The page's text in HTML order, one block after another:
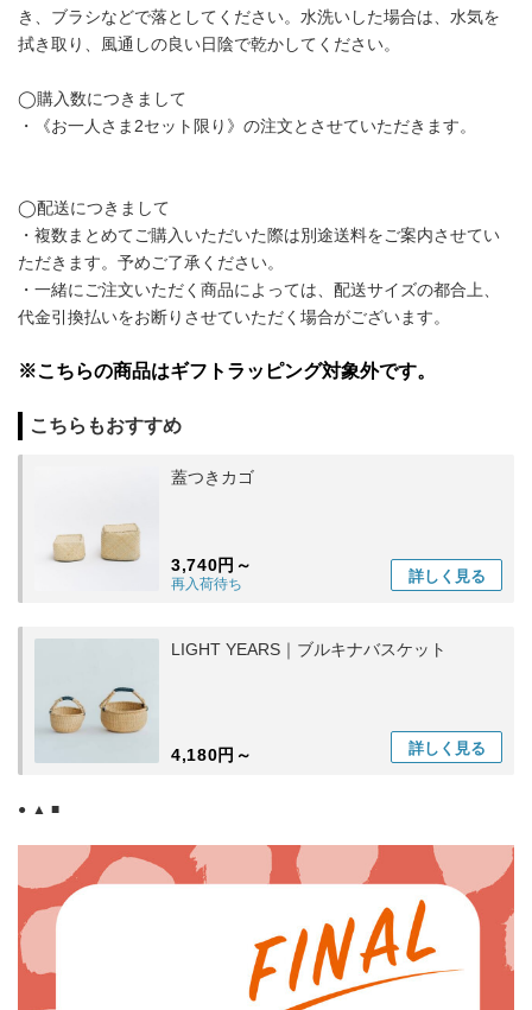
き、ブラシなどで落としてください。水洗いした場合は、水気を
拭き取り、風通しの良い日陰で乾かしてください。
◯購入数につきまして
・《お一人さま2セット限り》の注文とさせていただきます。
◯配送につきまして
・複数まとめてご購入いただいた際は別途送料をご案内させてい
ただきます。予めご了承ください。
・一緒にご注文いただく商品によっては、配送サイズの都合上、
代金引換払いをお断りさせていただく場合がございます。
※こちらの商品はギフトラッピング対象外です。
こちらもおすすめ
蓋つきカゴ
3,740円～
再入荷待ち 詳しく 見る
LIGHT YEARS｜ブルキナバスケット
4,180円～ 詳しく 見る
● ▲ ■